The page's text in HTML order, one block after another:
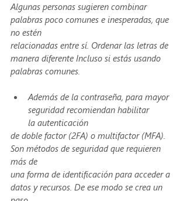
Algunas personas sugieren combinar
palabras poco comunes e inesperadas, que
no estén
relacionadas entre sí. Ordenar las letras de
manera diferente Incluso si estás usando
palabras comunes.
Además de la contraseña, para mayor
seguridad recomiendan habilitar
la autenticación
de doble factor (2FA) o multifactor (MFA).
Son métodos de seguridad que requieren
más de
una forma de identificación para acceder a
datos y recursos. De ese modo se crea un